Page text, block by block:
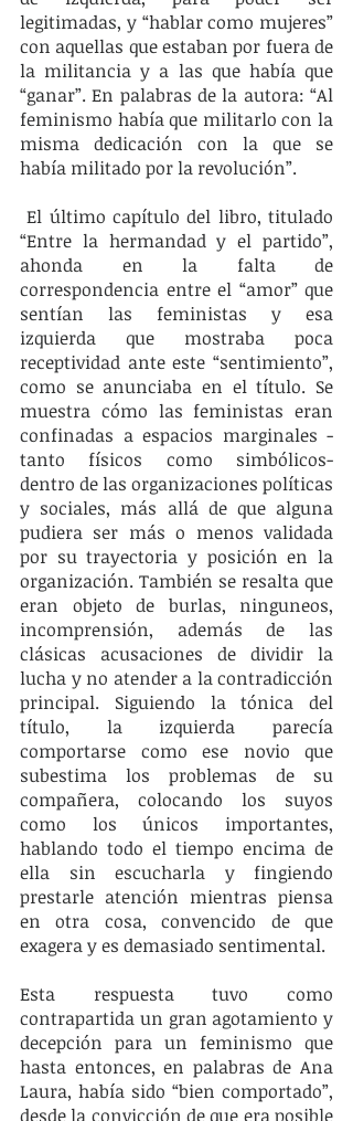
legitimadas, y “hablar como mujeres”
con aquellas que estaban por fuera de
la militancia y a las que había que
“ganar”. En palabras de la autora: “Al
feminismo había que militarlo con la
misma dedicación con la que se
había militado por la revolución”.
El último capítulo del libro, titulado
“Entre la hermandad y el partido”,
ahonda en la falta de
correspondencia entre el “amor” que
sentían las feministas y esa
izquierda que mostraba poca
receptividad ante este “sentimiento”,
como se anunciaba en el título. Se
muestra cómo las feministas eran
confinadas a espacios marginales -
tanto físicos como simbólicos-
dentro de las organizaciones políticas
y sociales, más allá de que alguna
pudiera ser más o menos validada
por su trayectoria y posición en la
organización. También se resalta que
eran objeto de burlas, ninguneos,
incomprensión, además de las
clásicas acusaciones de dividir la
lucha y no atender a la contradicción
principal. Siguiendo la tónica del
título, la izquierda parecía
comportarse como ese novio que
subestima los problemas de su
compañera, colocando los suyos
como los únicos importantes,
hablando todo el tiempo encima de
ella sin escucharla y fingiendo
prestarle atención mientras piensa
en otra cosa, convencido de que
Esta respuesta tuvo como
contrapartida un gran agotamiento y
decepción para un feminismo que
hasta entonces, en palabras de Ana
Laura, había sido “bien comportado”,
desde la convicción de que era posible